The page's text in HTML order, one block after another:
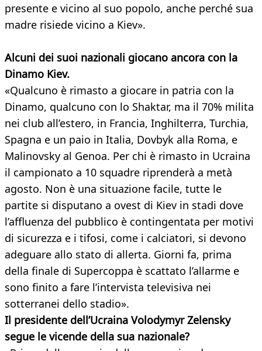
presente e vicino al suo popolo, anche perché sua
madre risiede vicino a Kiev».
Alcuni dei suoi nazionali giocano ancora con la
Dinamo Kiev.
«Qualcuno è rimasto a giocare in patria con la
Dinamo, qualcuno con lo Shaktar, ma il 70% milita
nei club all’estero, in Francia, Inghilterra, Turchia,
Spagna e un paio in Italia, Dovbyk alla Roma, e
Malinovsky al Genoa. Per chi è rimasto in Ucraina
il campionato a 10 squadre riprenderà a metà
agosto. Non è una situazione facile, tutte le
partite si disputano a ovest di Kiev in stadi dove
l’affluenza del pubblico è contingentata per motivi
di sicurezza e i tifosi, come i calciatori, si devono
adeguare allo stato di allerta. Giorni fa, prima
della finale di Supercoppa è scattato l’allarme e
sono finito a fare l’intervista televisiva nei
sotterranei dello stadio».
Il presidente dell’Ucraina Volodymyr Zelensky
segue le vicende della sua nazionale?